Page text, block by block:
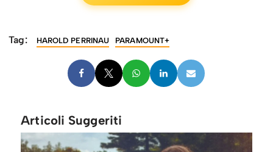
Tag: HAROLD PERRINAU PARAMOUNT+
Articoli Suggeriti